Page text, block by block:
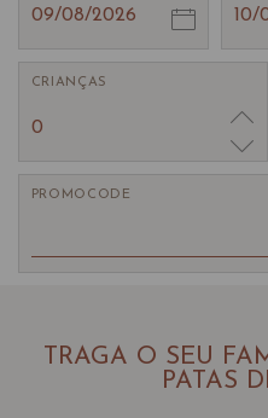
09/08/2026 10/
CRIANÇAS
0
PROMOCODE
TRAGA O SEU
PATAS